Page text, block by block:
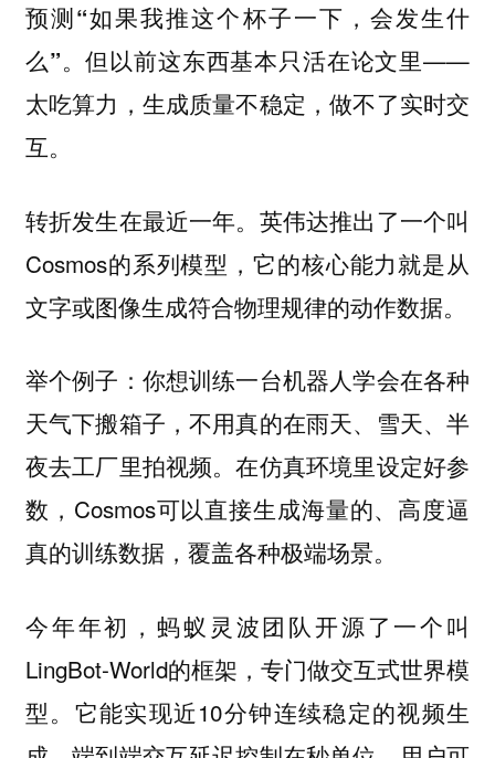
预测“如果我推这个杯子一下，会发生什
么”。但以前这东西基本只活在论文里——
太吃算力，生成质量不稳定，做不了实时交
互。
转折发生在最近一年。英伟达推出了一个叫
Cosmos的系列模型，它的核心能力就是从
文字或图像生成符合物理规律的动作数据。
举个例子：你想训练一台机器人学会在各种
天气下搬箱子，不用真的在雨天、雪天、半
夜去工厂里拍视频。在仿真环境里设定好参
数，Cosmos可以直接生成海量的、高度逼
真的训练数据，覆盖各种极端场景。
今年年初，蚂蚁灵波团队开源了一个叫
LingBot-World的框架，专门做交互式世界模
型。它能实现近10分钟连续稳定的视频生